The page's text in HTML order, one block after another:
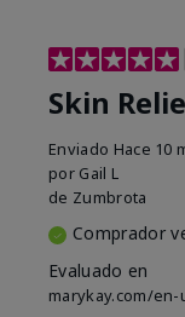
Skin
Enviado Hace 10
por Gail L
de Zumbrota
Comprador
Evaluado en
marykay.com/